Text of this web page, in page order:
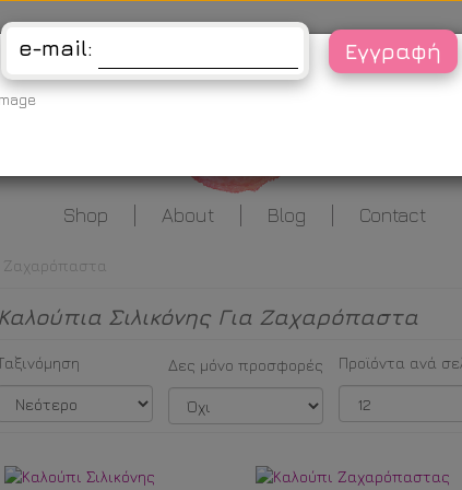
Shop About Blog Contact
Ζαχαρόπαστα
Καλούπια Σιλικόνης Για Ζαχαρόπαστα
Δες μόνο προσφορές
e-mail: